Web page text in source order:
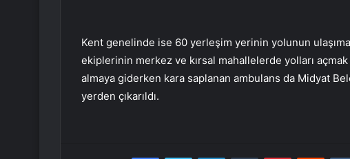
Kent genelinde ise 60 yerleşim yerinin yolunun
ekiplerinin merkez ve kırsal mahallelerde yolları
almaya giderken kara saplanan ambulans da Midyat
yerden çıkarıldı.